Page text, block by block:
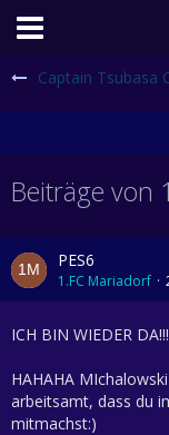
Captain Tsubasa
Beiträge von
PES6
1.FC Mariadorf
ICH BIN WIEDER
HAHAHA
arbeitsamt, dass du
mitmachst:)